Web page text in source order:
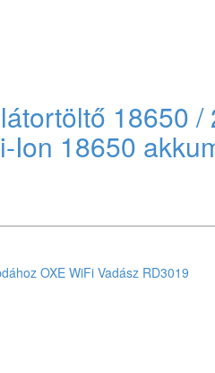
18650
Ion 18650